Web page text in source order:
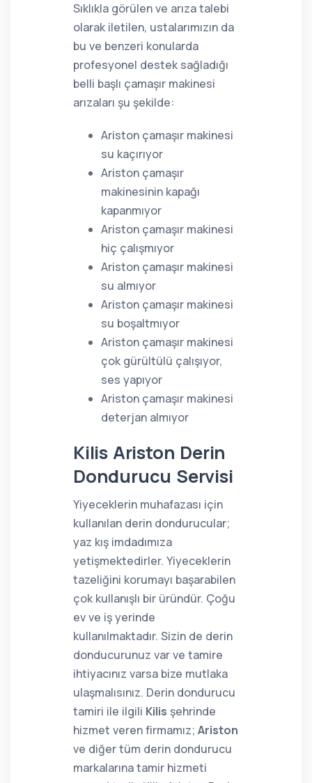
Sıklıkla görülen ve arıza talebi
olarak iletilen, ustalarımızın da
bu ve benzeri konularda
profesyonel destek sağladığı
belli başlı çamaşır makinesi
arızaları şu şekilde:
Ariston çamaşır makinesi
su kaçırıyor
Ariston çamaşır
makinesinin kapağı
kapanmıyor
Ariston çamaşır makinesi
hiç çalışmıyor
Ariston çamaşır makinesi
su almıyor
Ariston çamaşır makinesi
su boşaltmıyor
Ariston çamaşır makinesi
çok gürültülü çalışıyor,
ses yapıyor
Ariston çamaşır makinesi
deterjan almıyor
Kilis Ariston Derin
Dondurucu Servisi
Yiyeceklerin muhafazası için
kullanılan derin dondurucular;
yaz kış imdadımıza
yetişmektedirler. Yiyeceklerin
tazeliğini korumayı başarabilen
çok kullanışlı bir üründür. Çoğu
ev ve iş yerinde
kullanılmaktadır. Sizin de derin
donducurunuz var ve tamire
ihtiyacınız varsa bize mutlaka
ulaşmalısınız. Derin dondurucu
tamiri ile ilgili Kilis şehrinde
hizmet veren firmamız; Ariston
ve diğer tüm derin dondurucu
markalarına tamir hizmeti